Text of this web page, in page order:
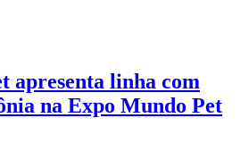
apresenta linha com
na Expo Mundo Pet